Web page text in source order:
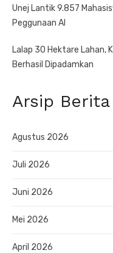
Unej Lantik 9.857
Peggunaan AI
Lalap 30 Hektare Lahan,
Berhasil Dipadamkan
Arsip Berita
Agustus 2026
Juli 2026
Juni 2026
Mei 2026
April 2026